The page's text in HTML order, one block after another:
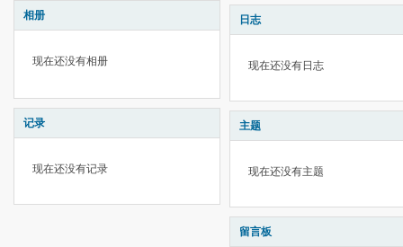
相册
现在还没有相册
记录
现在还没有记录
日志
现在还没有日志
主题
现在还没有主题
留言板